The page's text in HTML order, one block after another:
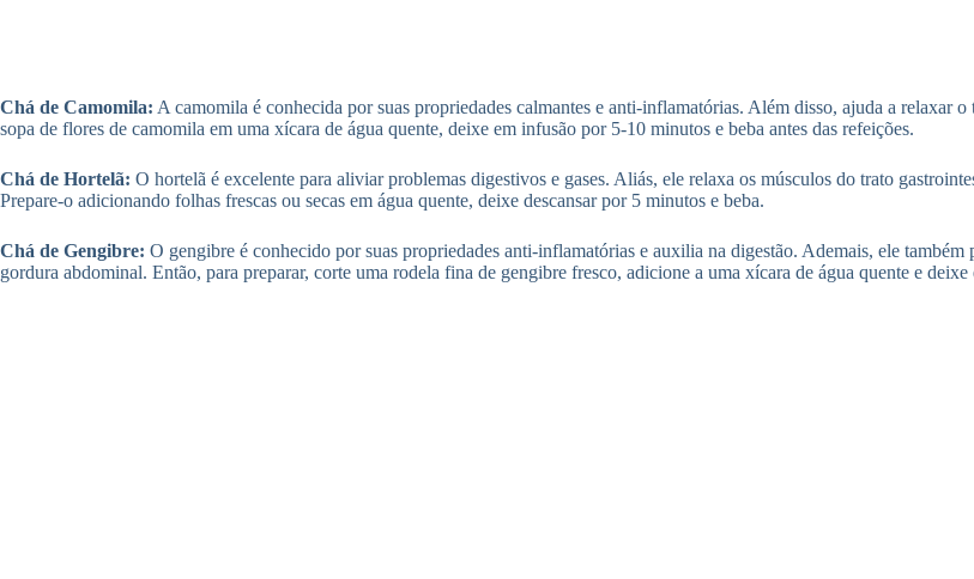
Chá de Camomila: A camomila é conhecida por suas propriedades calmantes e anti-inflamatórias. Além disso, ajuda a relaxar
sopa de flores de camomila em uma xícara de água quente, deixe em infusão por 5-10 minutos e beba antes das refeições.
Chá de Hortelã: O hortelã é excelente para aliviar problemas digestivos e gases. Aliás, ele relaxa os músculos do trato
Prepare-o adicionando folhas frescas ou secas em água quente, deixe descansar por 5 minutos e beba.
Chá de Gengibre: O gengibre é conhecido por suas propriedades anti-inflamatórias e auxilia na digestão. Ademais, ele
gordura abdominal. Então, para preparar, corte uma rodela fina de gengibre fresco, adicione a uma xícara de água quente e